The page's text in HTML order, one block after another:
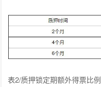
表2/质押锁定期额外得票比例